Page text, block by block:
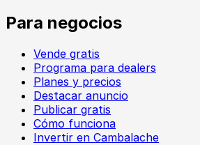
Para negocios
Vende gratis
Programa para dealers
Planes y precios
Destacar anuncio
Publicar gratis
Cómo funciona
Invertir en Cambalache